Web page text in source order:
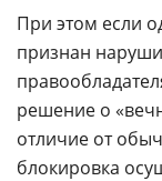
При этом если
признан
решение о
отличие от
блокировка